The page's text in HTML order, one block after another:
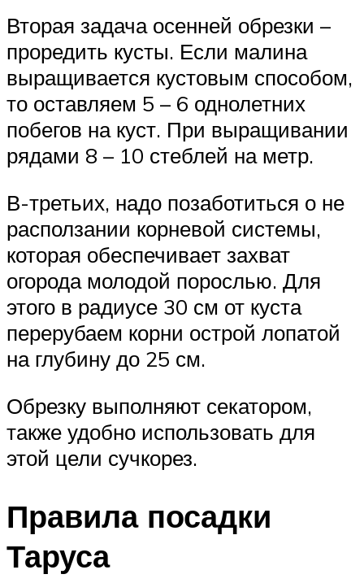
Вторая задача осенней обрезки –
проредить кусты. Если малина
выращивается кустовым способом,
то оставляем 5 – 6 однолетних
побегов на куст. При выращивании
рядами 8 – 10 стеблей на метр.
В-третьих, надо позаботиться о не
расползании корневой системы,
которая обеспечивает захват
огорода молодой порослью. Для
этого в радиусе 30 см от куста
перерубаем корни острой лопатой
на глубину до 25 см.
Обрезку выполняют секатором,
также удобно использовать для
этой цели сучкорез.
Правила посадки
Таруса